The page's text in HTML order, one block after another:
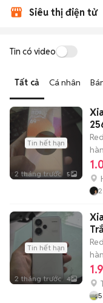
Plus giá dưới 2
An tâm kiểm tra
bảo máy hoạt động
Tiết kiệm thời gian:
bước chờ đợi vận
kiểm tra xong.
Siêu thị điện tử
Tin có video
Tất cả Cá nhân
Tin hết hạn
2 tháng trước 5
2
Tin hết hạn
2 tháng trước 4